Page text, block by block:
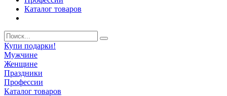
Каталог товаров
Купи подарки!
Мужчине
Женщине
Праздники
Профессии
Каталог товаров